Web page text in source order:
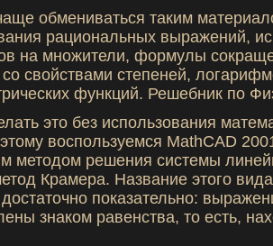
обмениваться таким
рациональных выраже­ний,
на множители, формулы
свойствами степеней,
функций. Решебник по
это без использования
воспользуемся MathCAD
методом решения системы
Крамера. Название этого
показательно:
знаком равенства, то есть,